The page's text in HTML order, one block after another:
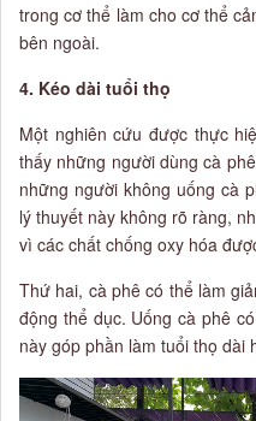
trong cơ thể làm cho cơ thể
bên ngoài.
4. Kéo dài tuổi thọ
Một nghiên cứu được thực
thấy những người dùng cà
những người không uống cà
lý thuyết này không rõ ràng,
vì các chất chống oxy hóa
Thứ hai, cà phê có thể làm
động thể dục. Uống cà phê
này góp phần làm tuổi thọ dài